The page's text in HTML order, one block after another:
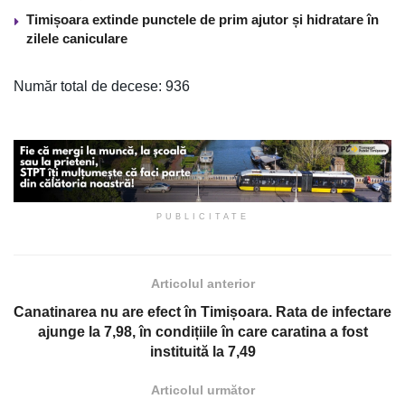
Timișoara extinde punctele de prim ajutor și hidratare în
zilele caniculare
Număr total de decese: 936
PUBLICITATE
Articolul anterior
Canatinarea nu are efect în Timișoara. Rata de infectare
ajunge la 7,98, în condițiile în care caratina a fost
instituită la 7,49
Articolul următor